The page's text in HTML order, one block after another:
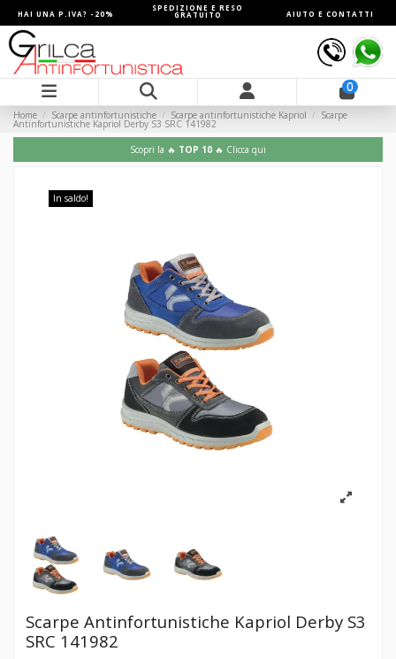
HAI UNA P.IVA? -20%
SPEDIZIONE E RESO
GRATUITO AIUTO E CONTATTI
0
Home Scarpe antinfortunistiche Scarpe antinfortunistiche Kapriol Scarpe
Antinfortunistiche Kapriol Derby S3 SRC 141982
Scopri la 🔥 TOP 10 🔥 Clicca qui
In saldo!
Scarpe Antinfortunistiche Kapriol Derby S3
SRC 141982